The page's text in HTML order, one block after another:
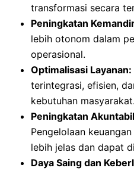
transformasi secara
Peningkatan
lebih otonom dalam
operasional.
Optimalisasi Layanan:
terintegrasi, efisien,
kebutuhan masyarakat.
Peningkatan
Pengelolaan
lebih jelas dan dapat
Daya Saing dan